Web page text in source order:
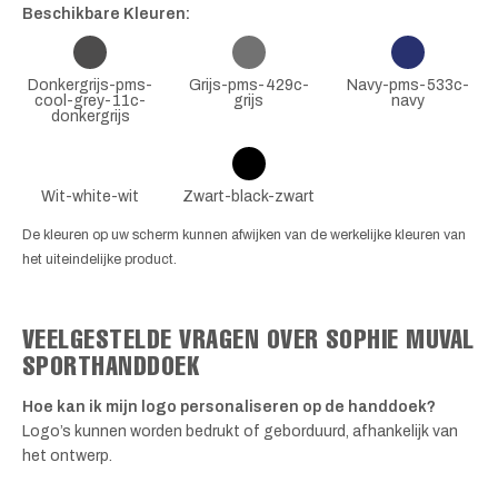
Beschikbare Kleuren:
Donkergrijs-pms-
cool-grey-11c-
donkergrijs
Grijs-pms-429c-
grijs
Navy-pms-533c-
navy
Wit-white-wit Zwart-black-zwart
De kleuren op uw scherm kunnen afwijken van de werkelijke kleuren van
het uiteindelijke product.
VEELGESTELDE VRAGEN OVER SOPHIE MUVAL
SPORTHANDDOEK
Hoe kan ik mijn logo personaliseren op de handdoek?
Logo’s kunnen worden bedrukt of geborduurd, afhankelijk van
het ontwerp.